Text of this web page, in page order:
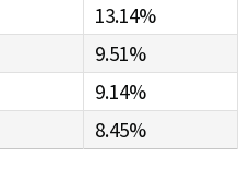
13.14%
9.51%
9.14%
8.45%